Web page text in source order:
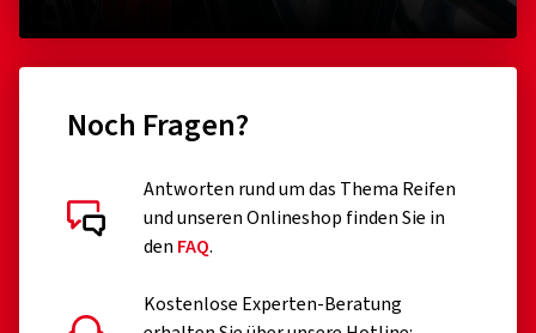
Noch Fragen?
Antworten rund um das Thema Reifen
und unseren Onlineshop finden Sie in
den FAQ.
Kostenlose Experten-Beratung